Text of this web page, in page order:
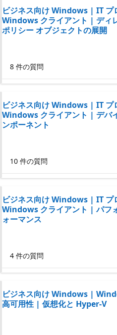
ビジネス向け Windows | IT プ
Windows クライアント | ディ
ポリシー オブジェクトの展開
8 件の質問
ビジネス向け Windows | IT プ
Windows クライアント | デバ
ンポーネント
10 件の質問
ビジネス向け Windows | IT プ
Windows クライアント | パフ
ォーマンス
4 件の質問
ビジネス向け Windows |
高可用性 | 仮想化と Hyper-V